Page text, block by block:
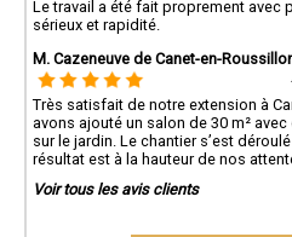
Le travail a été fait proprement avec
sérieux et rapidité.
M. Cazeneuve de Canet-en-
Très satisfait de notre extension à
avons ajouté un salon de 30 m²
sur le jardin. Le chantier s’est
résultat est à la hauteur de nos
Voir tous les avis clients